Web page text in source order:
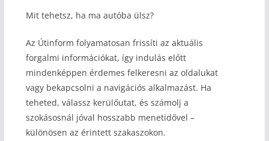
Mit tehetsz, ha ma autóba ülsz?
Az Útinform folyamatosan frissíti az aktuális
forgalmi információkat, így indulás előtt
mindenképpen érdemes felkeresni az oldalukat
vagy bekapcsolni a navigációs alkalmazást. Ha
teheted, válassz kerülőutat, és számolj a
szokásosnál jóval hosszabb menetidővel –
különösen az érintett szakaszokon.